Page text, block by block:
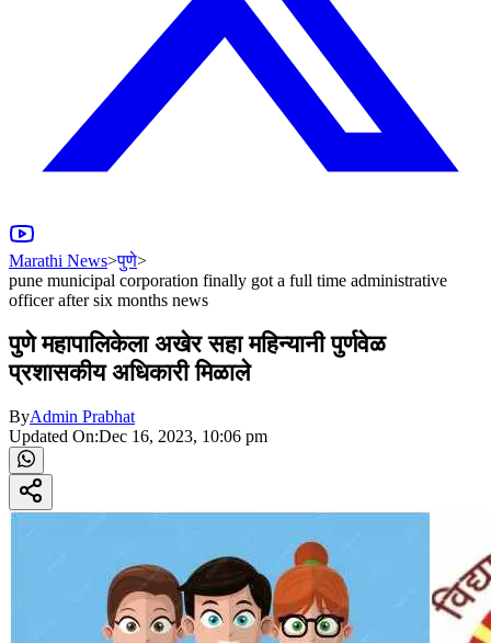
Marathi News>पुणे>
pune municipal corporation finally got a full time administrative
officer after six months news
पुणे महापालिकेला अखेर सहा महिन्यानी पुर्णवेळ
प्रशासकीय अधिकारी मिळाले
ByAdmin Prabhat
Updated On:Dec 16, 2023, 10:06 pm